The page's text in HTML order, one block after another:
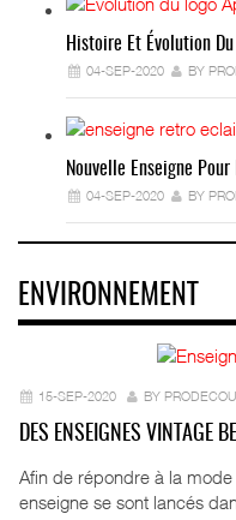
Histoire Et Évolution Du
04-SEP-2020 BY
Nouvelle Enseigne Pour
04-SEP-2020 BY
ENVIRONNEMENT
15-SEP-2020 BY
DES ENSEIGNES VINTAGE
Afin de répondre à la
enseigne se sont lancés